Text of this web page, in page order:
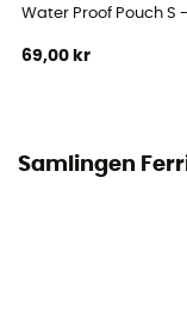
Water Proof Pouch S
69,00 kr
Samlingen